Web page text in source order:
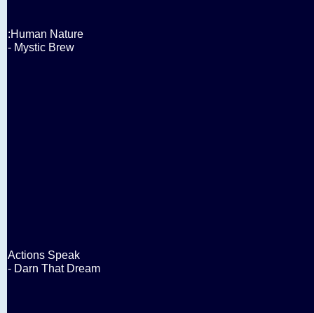
:Human Nature
- Mystic Brew
Actions Speak
- Darn That Dream